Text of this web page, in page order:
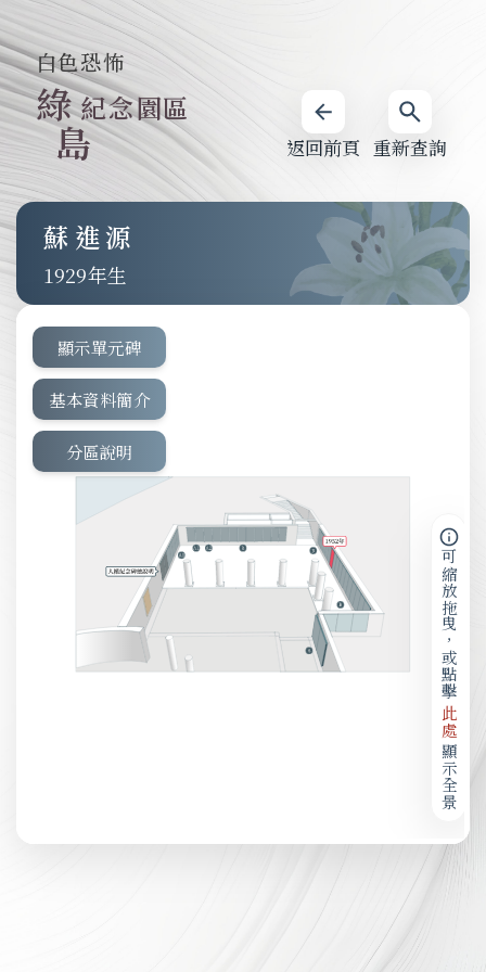
重新查詢
返回前頁
白色恐怖
綠
島
紀念園區
蘇進源
1929
顯示單元碑
基本資料簡介
分區說明
可縮放拖曳，或點擊
此處
顯示全景